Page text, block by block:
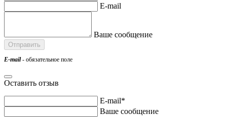
E-mail
Ваше сообщение
E-mail- обязательное поле
Оставить отзыв
E-mail*
Ваше сообщение